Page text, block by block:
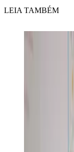
LEIA TAMBÉM